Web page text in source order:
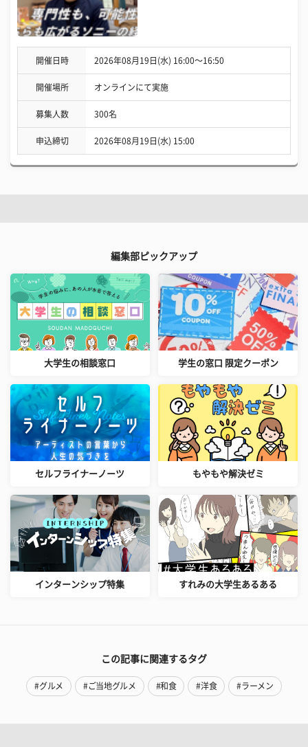
開催日時 2026年08月19日(水) 16:00〜16:50
開催場所 オンラインにて実施
募集人数 300名
申込締切 2026年08月19日(水) 15:00
編集部ピックアップ
大学生の相談窓口 学生の窓口 限定クーポン
セルフライナーノーツ もやもや解決ゼミ
インターンシップ特集 すれみの大学生あるある
この記事に関連するタグ
#グルメ #ご当地グルメ #和食 #洋食 #ラーメン